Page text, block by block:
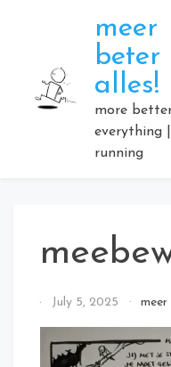
meer
beter
alles!
more
everything |
running
ByJuly 5, 2025 meer